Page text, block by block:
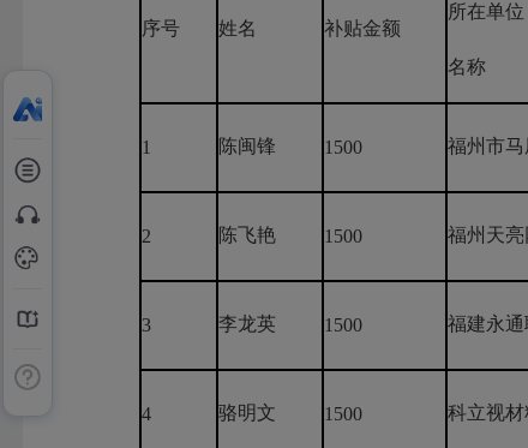
序号 姓名 补贴金额
所在单位
名称
1 陈闽锋 1500 福州市马
2 陈飞艳 1500 福州天亮
3 李龙英 1500 福建永通
4 骆明文 1500 科立视材